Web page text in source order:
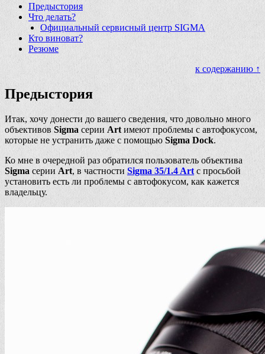
Предыстория
Что делать?
Официальный сервисный центр SIGMA
Кто виноват?
Резюме
к содержанию ↑
Предыстория
Итак, хочу донести до вашего сведения, что довольно много
объективов Sigma серии Art имеют проблемы с автофокусом,
которые не устранить даже с помощью Sigma Dock.
Ко мне в очередной раз обратился пользователь объектива
Sigma серии Art, в частности Sigma 35/1.4 Art с просьбой
установить есть ли проблемы с автофокусом, как кажется
владельцу.